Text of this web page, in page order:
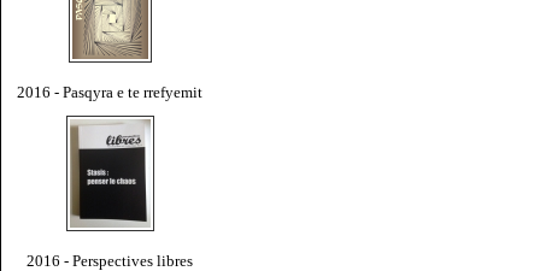
2016 - Pasqyra e te rrefyemit
2016 - Perspectives libres